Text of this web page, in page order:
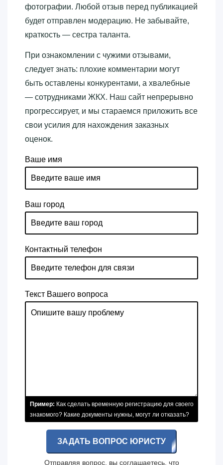
фотографии. Любой отзыв перед публикацией
будет отправлен модерацию. Не забывайте,
краткость — сестра таланта.
При ознакомлении с чужими отзывами,
следует знать: плохие комментарии могут
быть оставлены конкурентами, а хвалебные
— сотрудниками ЖКХ. Наш сайт непрерывно
прогрессирует, и мы стараемся приложить все
свои усилия для нахождения заказных
оценок.
Ваше имя
Ваш город
Контактный телефон
Текст Вашего вопроса
Пример: Как сделать временную регистрацию для своего
знакомого? Какие документы нужны, могут ли отказать?
ЗАДАТЬ ВОПРОС ЮРИСТУ
Отправляя вопрос, вы соглашаетесь, что